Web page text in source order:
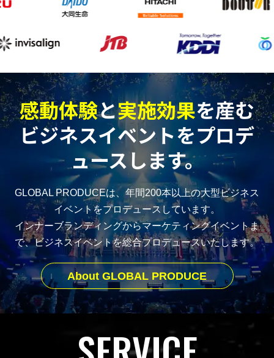
感動体験と実施効果を産む
ビジネスイベントをプロデ
ュースします。
GLOBAL PRODUCEは、年間200本以上の大型ビジネス
イベントをプロデュースしています。
インナーブランディングからマーケティングイベントま
で、ビジネスイベントを総合プロデュースいたします。
About GLOBAL PRODUCE